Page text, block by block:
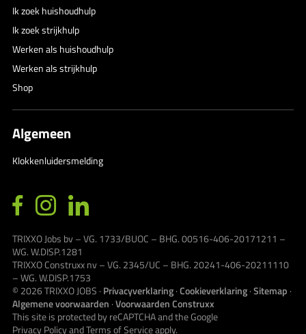
Ik zoek huishoudhulp
Ik zoek strijkhulp
Werken als huishoudhulp
Werken als strijkhulp
Shop
Algemeen
Klokkenluidersmelding
TRIXXO Jobs bv – VG. 1733/BUOC – BHG. 00516-406-20171211 –
WG. W.DISP.1281
TRIXXO Construxx nv – VG. 2345/UC – BHG. 20241-406-20211110
– WG. W.DISP.1753
© 2026TRIXXO JOBS · Privacyverklaring·Cookieverklaring·Sitemap ·
Algemene voorwaarden ·Voorwaarden Construxx
This site is protected by reCAPTCHA and the Google
Privacy PolicyandTerms of Serviceapply.